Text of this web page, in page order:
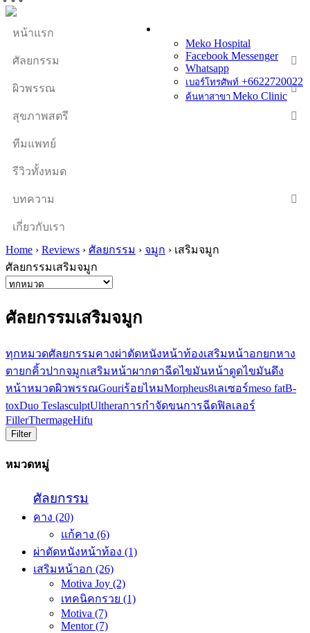
Meko Hospital
Facebook Messenger
Whatsapp
เบอร์โทรศัพท์ +6622720022
ค้นหาสาขา Meko Clinic
หน้าแรก
ศัลยกรรม
ผิวพรรณ
สุขภาพสตรี
ทีมแพทย์
รีวิวทั้งหมด
บทความ
เกี่ยวกับเรา
Home › Reviews › ศัลยกรรม › จมูก › เสริมจมูก
ศัลยกรรมเสริมจมูก
ศัลยกรรมเสริมจมูก
ทุกหมวดศัลยกรรมคางผ่าตัดหนังหน้าท้องเสริมหน้าอกยกหาง
ตายกคิ้วปากจมูกเสริมหน้าผากตาฉีดไขมันหน้าดูดไขมันดึง
หน้าหมวดผิวพรรณGouriร้อยไหมMorpheus8เลเซอร์meso fatB-
toxDuo TeslasculptUltheraการกำจัดขนการฉีดฟิลเลอร์
FillerThermageHifu
Filter
หมวดหมู่
ศัลยกรรม
คาง (20)
แก้คาง (6)
ผ่าตัดหนังหน้าท้อง (1)
เสริมหน้าอก (26)
Motiva Joy (2)
เทคนิคกรวย (1)
Motiva (7)
Mentor(7)